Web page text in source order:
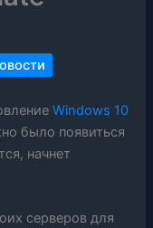
Windows 10
было появиться
начнет
серверов для